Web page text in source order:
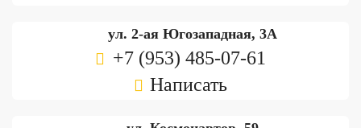
ул. 2-ая Югозападная, 3А
+7 (953) 485-07-61
Написать